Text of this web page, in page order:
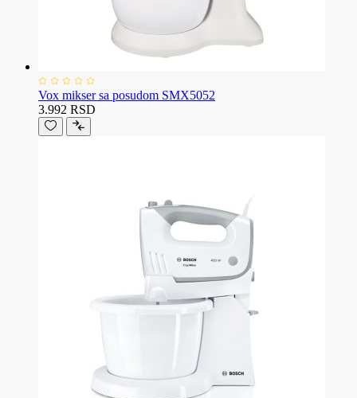
Vox mikser sa posudom SMX5052
3.992 RSD